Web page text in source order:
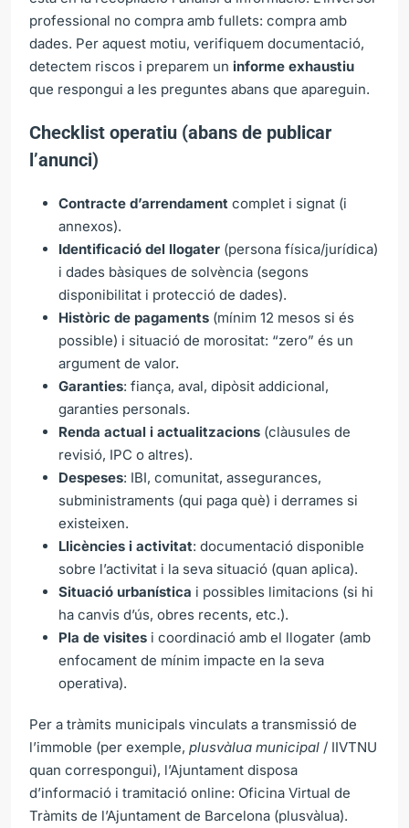
professional no compra amb fullets: compra amb
dades. Per aquest motiu, verifiquem documentació,
detectem riscos i preparem un informe exhaustiu
que respongui a les preguntes abans que apareguin.
Checklist operatiu (abans de publicar
l’anunci)
Contracte d’arrendament complet i signat (i
annexos).
Identificació del llogater (persona física/jurídica)
i dades bàsiques de solvència (segons
disponibilitat i protecció de dades).
Històric de pagaments (mínim 12 mesos si és
possible) i situació de morositat: “zero” és un
argument de valor.
Garanties: fiança, aval, dipòsit addicional,
garanties personals.
Renda actual i actualitzacions (clàusules de
revisió, IPC o altres).
Despeses: IBI, comunitat, assegurances,
subministraments (qui paga què) i derrames si
existeixen.
Llicències i activitat: documentació disponible
sobre l’activitat i la seva situació (quan aplica).
Situació urbanística i possibles limitacions (si hi
ha canvis d’ús, obres recents, etc.).
Pla de visites i coordinació amb el llogater (amb
enfocament de mínim impacte en la seva
operativa).
Per a tràmits municipals vinculats a transmissió de
l’immoble (per exemple, plusvàlua municipal / IIVTNU
quan correspongui), l’Ajuntament disposa
d’informació i tramitació online: Oficina Virtual de
Tràmits de l’Ajuntament de Barcelona (plusvàlua).